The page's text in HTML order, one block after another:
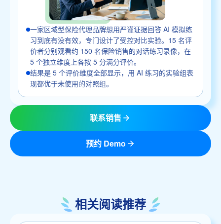
一家区域型保险代理品牌想用严谨证据回答 AI 模拟练
习到底有没有效，专门设计了受控对比实验。15 名评
价者分别观看约 150 名保险销售的对话练习录像，在
5 个独立维度上各按 5 分满分评价。
结果是 5 个评价维度全部显示，用 AI 练习的实验组表
现都优于未使用的对照组。
联系销售
预约 Demo
相关阅读推荐